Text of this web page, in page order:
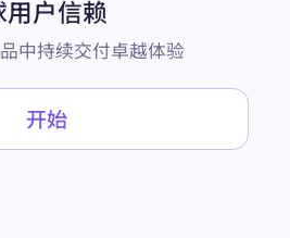
户信赖
中持续交付卓越体验
开始